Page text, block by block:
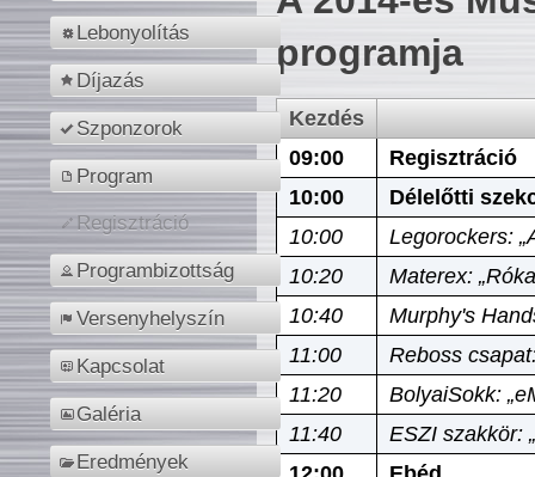
Lebonyolítás
Díjazás
Szponzorok
Program
Regisztráció
Programbizottság
Versenyhelyszín
Kapcsolat
Galéria
Eredmények
programja
Kezdés
09:00
Regisztráció
10:00
Délelőtti
10:00
Legorockers:
10:20
Materex:
10:40
Murphy's
11:00
Reboss
11:20
BolyaiSokk:
11:40
ESZI szakkör: